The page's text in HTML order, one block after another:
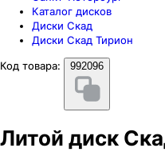
Каталог дисков
Диски Скад
Диски Скад Тирион
Код товара:
992096
Литой диск